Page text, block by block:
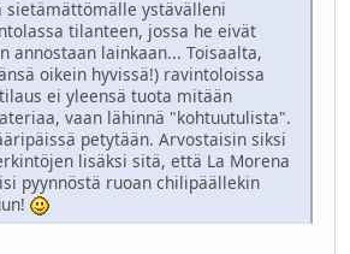
sietämättömälle ystävälleni
tilanteen, jossa he eivät
annostaan lainkaan... Toisaalta,
oikein hyvissä!) ravintoloissa
ei yleensä tuota mitään
vaan lähinnä "kohtuutulista".
petytään. Arvostaisin siksi
lisäksi sitä, että La Morena
pyynnöstä ruoan chilipäällekin